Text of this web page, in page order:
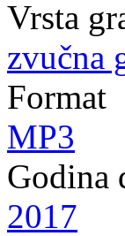
Vrsta
zvučna
Format
MP3
Godina
2017